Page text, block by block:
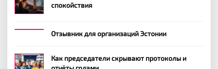
спокойствия
Отзывник для организаций Эстонии
Как председатели скрывают протоколы и